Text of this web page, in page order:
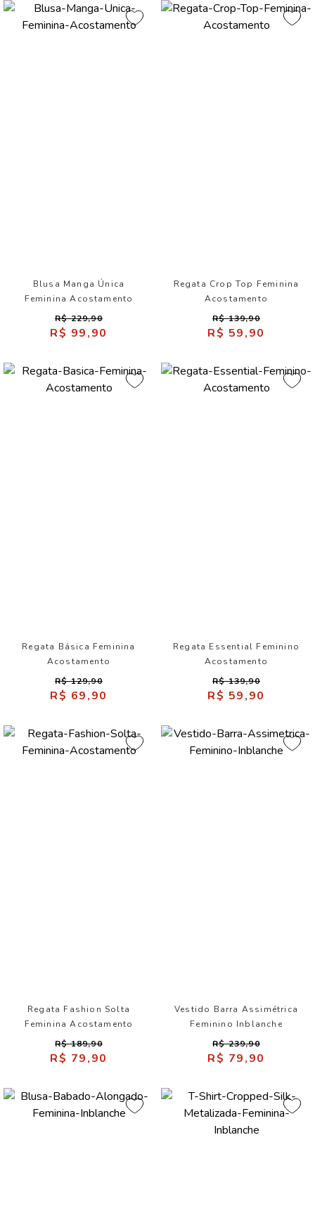
Blusa Manga Única
Feminina Acostamento
R$ 229,90
R$ 99,90
Regata Crop Top Feminina
Acostamento
R$ 139,90
R$ 59,90
Regata Básica Feminina
Acostamento
R$ 129,90
R$ 69,90
Regata Essential Feminino
Acostamento
R$ 139,90
R$ 59,90
Regata Fashion Solta
Feminina Acostamento
R$ 189,90
R$ 79,90
Vestido Barra Assimétrica
Feminino Inblanche
R$ 239,90
R$ 79,90